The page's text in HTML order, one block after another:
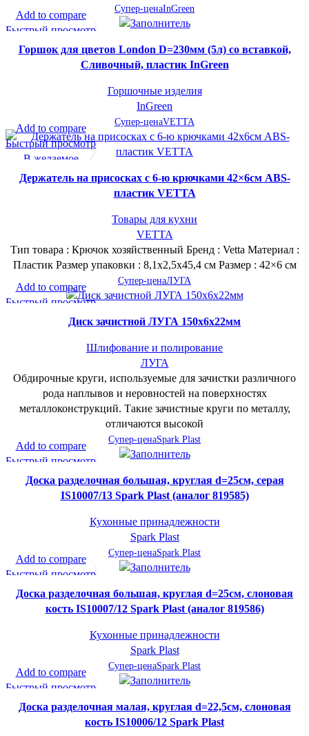
Супер-ценаInGreen
Add to compare
Быстрый просмотр
В желаемое
Горшок для цветов London D=230мм (5л) со вставкой,
Сливочный, пластик InGreen
Горшочные изделия
InGreen
Супер-ценаVETTA
Add to compare
Быстрый просмотр
В желаемое
Держатель на присосках с 6-ю крючками 42×6см ABS-
пластик VETTA
Товары для кухни
VETTA
Тип товара : Крючок хозяйственный Бренд : Vetta Материал :
Пластик Размер упаковки : 8,1х2,5х45,4 см Размер : 42×6 см
Супер-ценаЛУГА
Add to compare
Быстрый просмотр
В желаемоеДиск зачистной ЛУГА 150х6х22мм
Шлифование и полирование
ЛУГА
Обдирочные круги, используемые для зачистки различного
рода наплывов и неровностей на поверхностях
металлоконструкций. Такие зачистные круги по металлу,
отличаются высокой
Супер-ценаSpark Plast
Add to compare
Быстрый просмотр
В желаемое
Доска разделочная большая, круглая d=25см, серая
IS10007/13 Spark Plast (аналог 819585)
Кухонные принадлежности
Spark Plast
Супер-ценаSpark Plast
Add to compare
Быстрый просмотр
В желаемое
Доска разделочная большая, круглая d=25см, слоновая
кость IS10007/12 Spark Plast (аналог 819586)
Кухонные принадлежности
Spark Plast
Супер-ценаSpark Plast
Add to compare
Быстрый просмотр
В желаемое
Доска разделочная малая, круглая d=22,5см, слоновая
кость IS10006/12 Spark Plast